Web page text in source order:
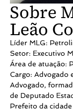
Sobre
Leão
Líder MLG:
Setor: Executivo
Área de atuação:
Cargo: Advogado
Advogado,
de Deputado
Prefeito da